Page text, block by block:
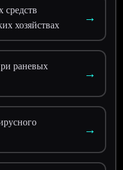
хозяйствах
→
раневых
→
→